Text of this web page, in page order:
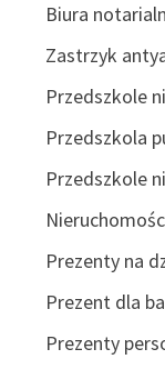
Biura
Zastrzyk
Przedszkole
Przedszkola
Przedszkole
Prezenty na
Prezent dla
Prezenty